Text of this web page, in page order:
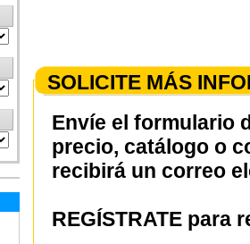
SOLICITE MÁS
Envíe el formulario
precio, catálogo o
recibirá un correo
REGÍSTRATE para